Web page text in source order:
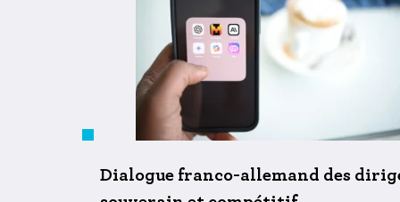
Dialogue franco-allemand des